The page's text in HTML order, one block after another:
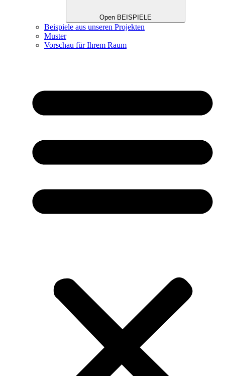
Open BEISPIELE
Beispiele aus unseren Projekten
Muster
Vorschau für Ihrem Raum